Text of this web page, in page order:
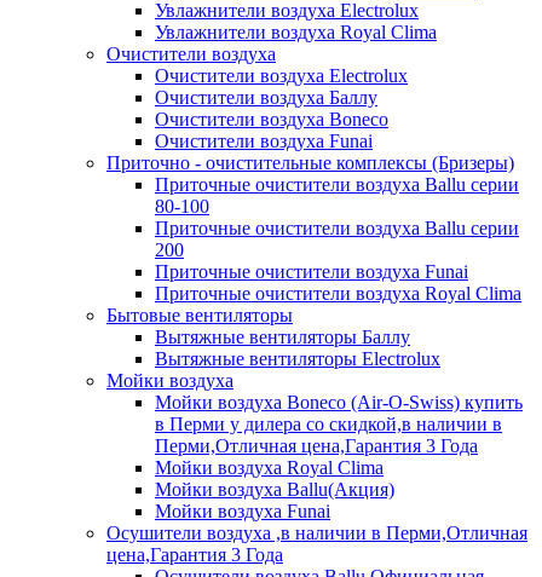
Увлажнители воздуха Electrolux
Увлажнители воздуха Royal Clima
Очистители воздуха
Очистители воздуха Electrolux
Очистители воздуха Баллу
Очистители воздуха Boneco
Очистители воздуха Funai
Приточно - очистительные комплексы (Бризеры)
Приточные очистители воздуха Ballu серии
80-100
Приточные очистители воздуха Ballu серии
200
Приточные очистители воздуха Funai
Приточные очистители воздуха Royal Clima
Бытовые вентиляторы
Вытяжные вентиляторы Баллу
Вытяжные вентиляторы Electrolux
Мойки воздуха
Мойки воздуха Boneco (Air-O-Swiss) купить
в Перми у дилера со скидкой,в наличии в
Перми,Отличная цена,Гарантия 3 Года
Мойки воздуха Royal Clima
Мойки воздуха Ballu(Акция)
Мойки воздуха Funai
Осушители воздуха ,в наличии в Перми,Отличная
цена,Гарантия 3 Года